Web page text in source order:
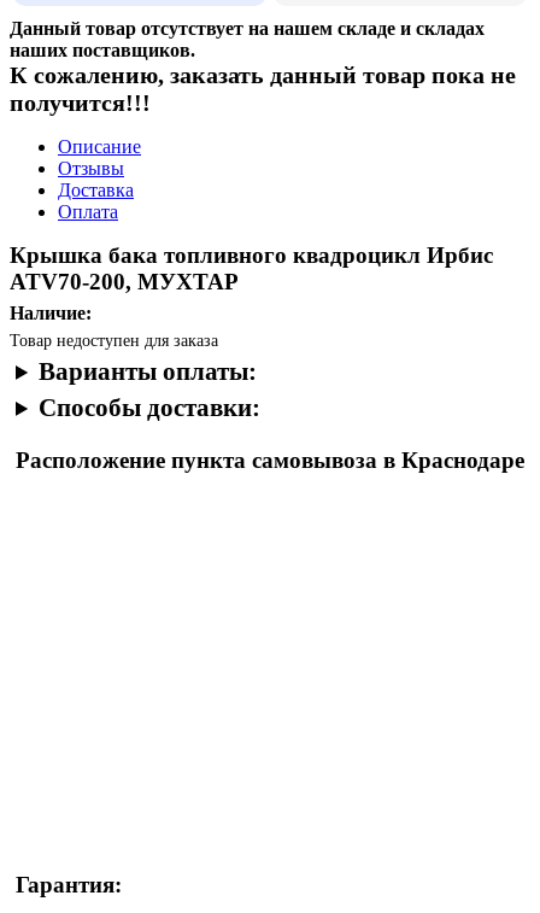
Данный товар отсутствует на нашем складе и складах
наших поставщиков.
К сожалению, заказать данный товар пока не
получится!!!
Описание
Отзывы
Доставка
Оплата
Крышка бака топливного квадроцикл Ирбис
ATV70-200, МУХТАР
Наличие:
Товар недоступен для заказа
Варианты оплаты:
Способы доставки:
Расположение пункта самовывоза в Краснодаре
Гарантия: